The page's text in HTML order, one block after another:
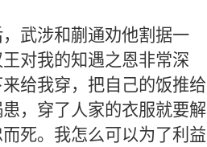
武涉和蒯通劝他割据一
对我的知遇之恩非常深
给我穿，把自己的饭推给
，穿了人家的衣服就要解
死。我怎么可以为了利益